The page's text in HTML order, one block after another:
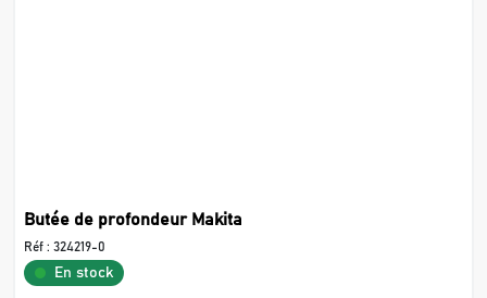
Butée de profondeur Makita
Réf : 324219-0
En stock